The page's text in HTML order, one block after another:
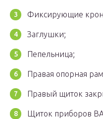
Фиксирующие
Заглушки;
Пепельница;
Правая опорная
Правый щиток
Щиток приборов